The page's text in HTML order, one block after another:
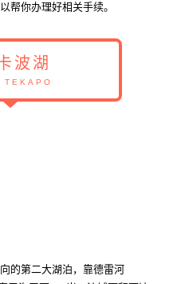
帮你办理好相关手续。
波湖
TEKAPO
的第二大湖泊，靠德雷河